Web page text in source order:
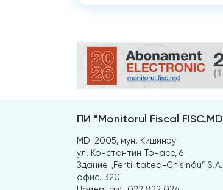
ПИ "Monitorul Fiscal
MD-2005, мун. Кишинэу
ул. Константин Тэнасе, 6
Здание „Fertilitatea-Chișinău”
офис. 320